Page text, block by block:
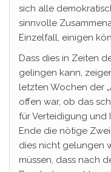
sich alle
sinnvolle
Einzelfall, einigen
Dass dies in Zeiten
gelingen kann,
letzten Wochen der
offen war, ob das
für Verteidigung und
Ende die nötige
dies nicht gelungen
müssen, dass nach